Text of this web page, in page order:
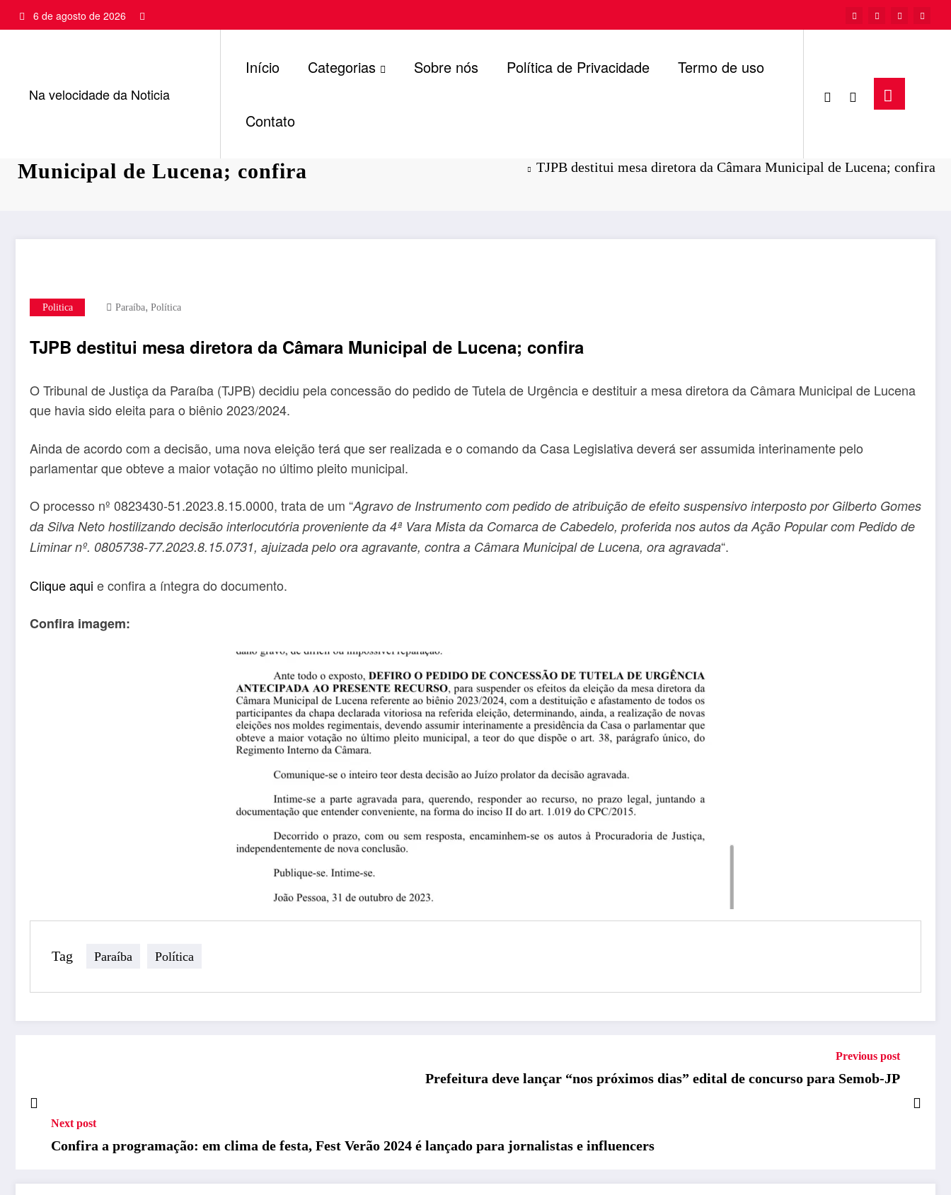
para
6 de agosto de 2026
Na velocidade da Noticia
Início Categorias Sobre nós Política de Privacidade Termo de uso
Contato
Municipal de Lucena; confira
TJPB destitui mesa diretora da Câmara Municipal de Lucena; confira
Politica Paraíba, Política
TJPB destitui mesa diretora da Câmara Municipal de Lucena; confira
O Tribunal de Justiça da Paraíba (TJPB) decidiu pela concessão do pedido de Tutela de Urgência e destituir a mesa diretora da Câmara Municipal de Lucena
que havia sido eleita para o biênio 2023/2024.
Ainda de acordo com a decisão, uma nova eleição terá que ser realizada e o comando da Casa Legislativa deverá ser assumida interinamente pelo
parlamentar que obteve a maior votação no último pleito municipal.
O processo nº 0823430-51.2023.8.15.0000, trata de um “Agravo de Instrumento com pedido de atribuição de efeito suspensivo interposto por Gilberto Gomes
da Silva Neto hostilizando decisão interlocutória proveniente da 4ª Vara Mista da Comarca de Cabedelo, proferida nos autos da Ação Popular com Pedido de
Liminar nº. 0805738-77.2023.8.15.0731, ajuizada pelo ora agravante, contra a Câmara Municipal de Lucena, ora agravada“.
Clique aqui e confira a íntegra do documento.
Confira imagem:
Tag Paraíba Política
Previous post
Prefeitura deve lançar “nos próximos dias” edital de concurso para Semob-JP
Next post
Confira a programação: em clima de festa, Fest Verão 2024 é lançado para jornalistas e influencers